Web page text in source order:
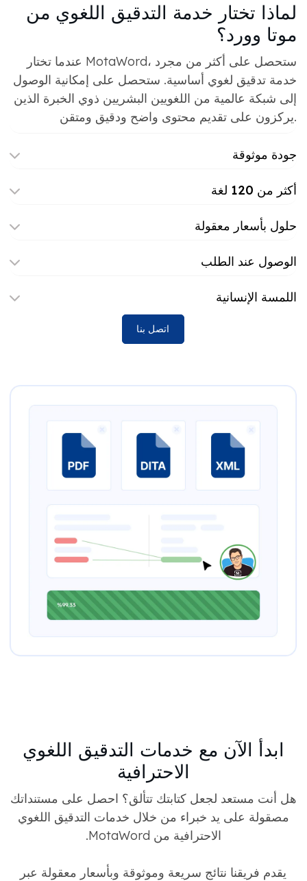
لماذا تختار خدمة التدقيق اللغوي من
موتا وورد؟
عندما تختار MotaWord، ستحصل على أكثر من مجرد
خدمة تدقيق لغوي أساسية. ستحصل على إمكانية الوصول
إلى شبكة عالمية من اللغويين البشريين ذوي الخبرة الذين
يركزون على تقديم محتوى واضح ودقيق ومتقن.
جودة موثوقة
أكثر من 120 لغة
حلول بأسعار معقولة
الوصول عند الطلب
اللمسة الإنسانية
اتصل بنا
ابدأ الآن مع خدمات التدقيق اللغوي
الاحترافية
هل أنت مستعد لجعل كتابتك تتألق؟ احصل على مستنداتك
مصقولة على يد خبراء من خلال خدمات التدقيق اللغوي
الاحترافية من MotaWord.
يقدم فريقنا نتائج سريعة وموثوقة وبأسعار معقولة عبر